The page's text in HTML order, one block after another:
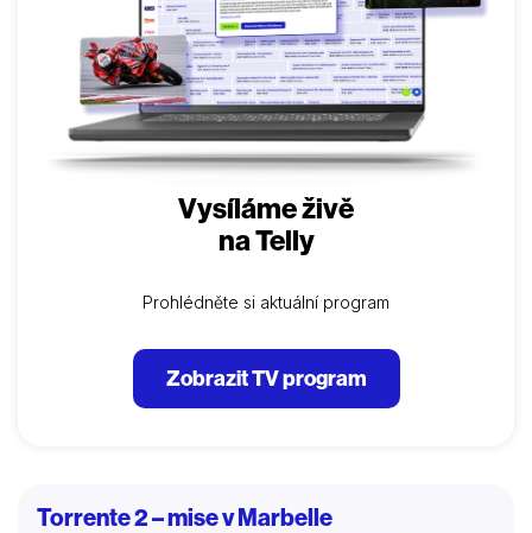
Vysíláme živě
na Telly
Prohlédněte si aktuální program
Zobrazit TV program
Torrente 2 – mise v Marbelle